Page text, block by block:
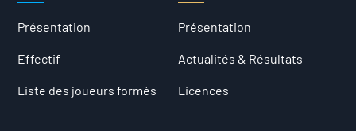
Présentation
Effectif
Liste des joueurs formés
Présentation
Actualités & Résultats
Licences